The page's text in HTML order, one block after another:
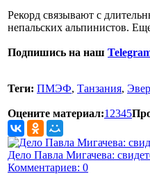
Рекорд связывают с
непальских альпинистов.
Подпишись на наш
Теги: ПМЭФ, Танзания,
Оцените материал:1 2345
Дело Павла Мигачева:
Комментариев: 0